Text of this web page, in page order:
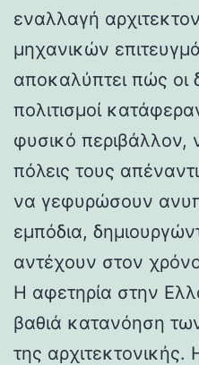
εναλλαγή
μηχανικών
αποκαλύπτει πώς οι
πολιτισμοί
φυσικό περιβάλλον,
πόλεις τους
να γεφυρώσουν
εμπόδια,
αντέχουν στον
Η αφετηρία στην
βαθιά κατανόηση
της